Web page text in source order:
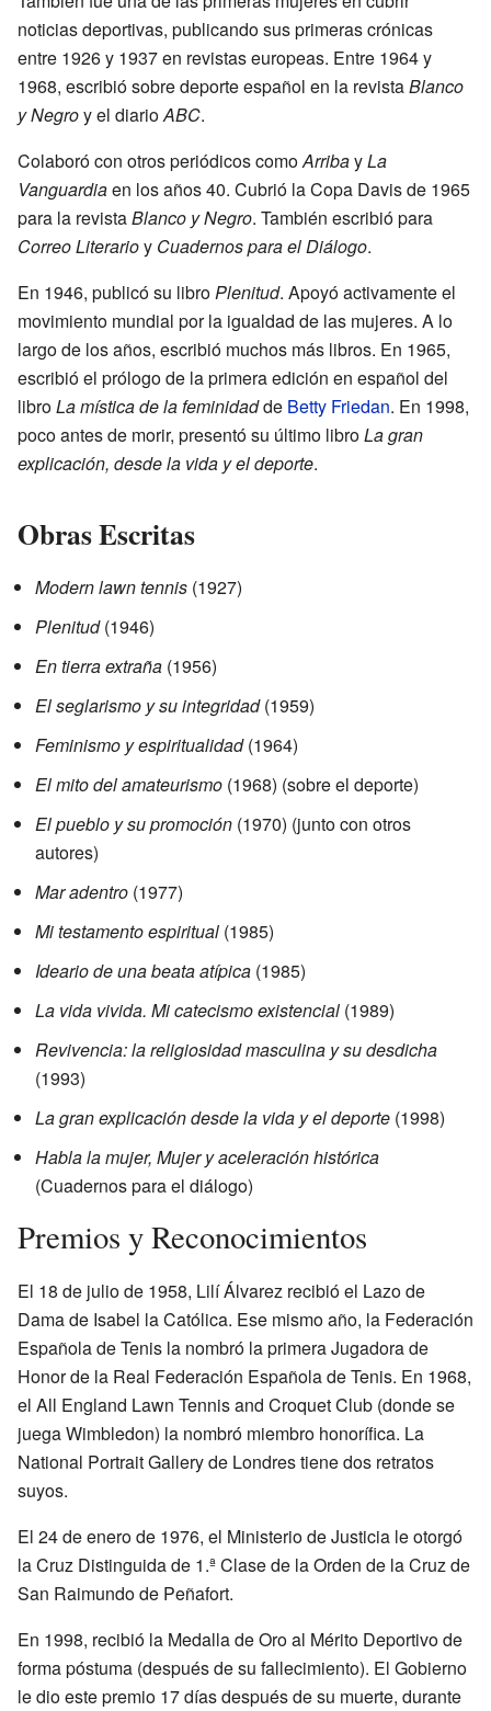
noticias deportivas, publicando sus primeras crónicas
entre 1926 y 1937 en revistas europeas. Entre 1964 y
1968, escribió sobre deporte español en la revistaBlanco
y Negroy el diarioABC.
Colaboró con otros periódicos comoArribayLa
Vanguardiaen los años 40. Cubrió la Copa Davis de 1965
para la revistaBlanco y Negro. También escribió para
Correo Literarioy Cuadernos para el Diálogo.
En 1946, publicó su libroPlenitud. Apoyó activamente el
movimiento mundial por la igualdad de las mujeres. A lo
largo de los años, escribió muchos más libros. En 1965,
escribió el prólogo de la primera edición en español del
libroLa mística de la feminidadde Betty Friedan. En 1998,
poco antes de morir, presentó su último libroLa gran
explicación, desde la vida y el deporte.
Obras Escritas
Modern lawn tennis (1927)
Plenitud(1946)
En tierra extraña (1956)
El seglarismo y su integridad(1959)
Feminismo y espiritualidad(1964)
El mito del amateurismo (1968) (sobre el deporte)
El pueblo y su promoción (1970) (junto con otros
autores)
Mar adentro (1977)
Mi testamento espiritual (1985)
Ideario de una beata atípica (1985)
La vida vivida. Mi catecismo existencial (1989)
Revivencia: la religiosidad masculina y su desdicha
(1993)
La gran explicación desde la vida y el deporte (1998)
Habla la mujer, Mujer y aceleración histórica
(Cuadernos para el diálogo)
Premios y Reconocimientos
El 18 de julio de 1958, Lilí Álvarez recibió el Lazo de
Dama de Isabel la Católica. Ese mismo año, la Federación
Española de Tenis la nombró la primera Jugadora de
Honor de la Real Federación Española de Tenis. En 1968,
el All England Lawn Tennis and Croquet Club (donde se
juega Wimbledon) la nombró miembro honorífica. La
National Portrait Gallery de Londres tiene dos retratos
suyos.
El 24 de enero de 1976, el Ministerio de Justicia le otorgó
la Cruz Distinguida de 1.ª Clase de la Orden de la Cruz de
San Raimundo de Peñafort.
En 1998, recibió la Medalla de Oro al Mérito Deportivo de
forma póstuma (después de su fallecimiento). El Gobierno
le dio este premio 17 días después de su muerte, durante